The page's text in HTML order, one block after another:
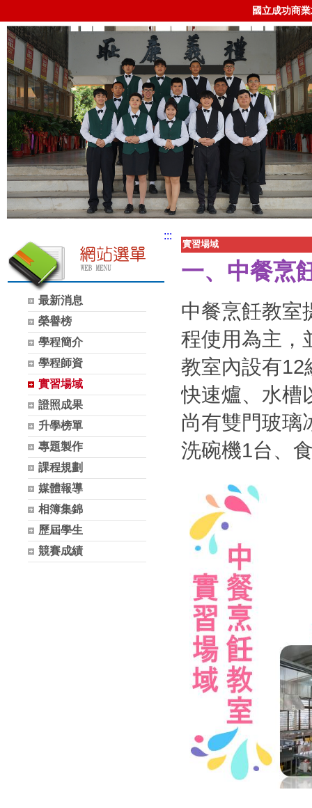
國立成功商
最新消息
榮譽榜
學程簡介
學程師資
實習場域
證照成果
升學榜單
專題製作
課程規劃
媒體報導
相簿集錦
歷屆學生
競賽成績
:::
實習場域
一、中餐烹
中餐烹飪教室
程使用為主，
教室內設有12
快速爐、水槽
尚有雙門玻璃
洗碗機1台、